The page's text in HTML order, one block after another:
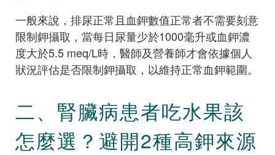
一般來說，排尿正常且血鉀數值正常者不需要刻意
限制鉀攝取，當每日尿量少於1000毫升或血鉀濃
度大於5.5 meq/L時，醫師及營養師才會依據個人
狀況評估是否限制鉀攝取，以維持正常血鉀範圍。
二、腎臟病患者吃水果該
怎麼選？避開2種高鉀來源